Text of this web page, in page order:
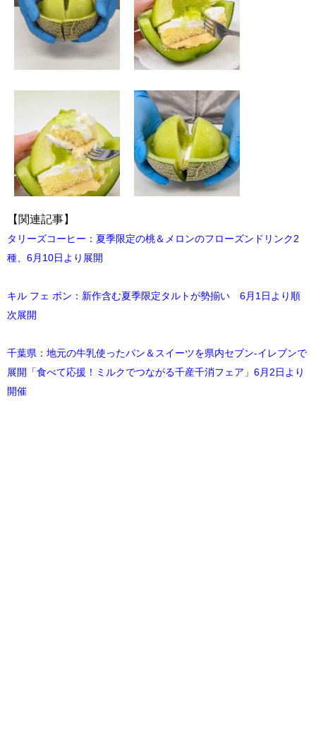
【関連記事】
タリーズコーヒー：夏季限定の桃＆メロンのフローズンドリンク2
種、6月10日より展開
キル フェ ボン：新作含む夏季限定タルトが勢揃い 6月1日より順
次展開
千葉県：地元の牛乳使ったパン＆スイーツを県内セブン‐イレブンで
展開「食べて応援！ミルクでつながる千産千消フェア」6月2日より
開催